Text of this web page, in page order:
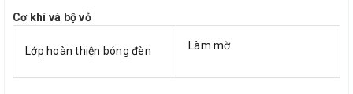
Cơ khí và bộ vỏ
Lớp hoàn thiện bóng đèn Làm mờ